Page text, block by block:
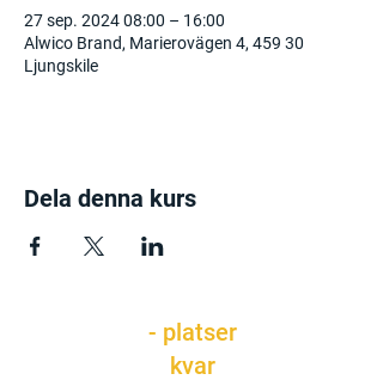
27 sep. 2024 08:00 – 16:00
Alwico Brand, Marierovägen 4, 459 30
Ljungskile
Dela denna kurs
- platser
kvar